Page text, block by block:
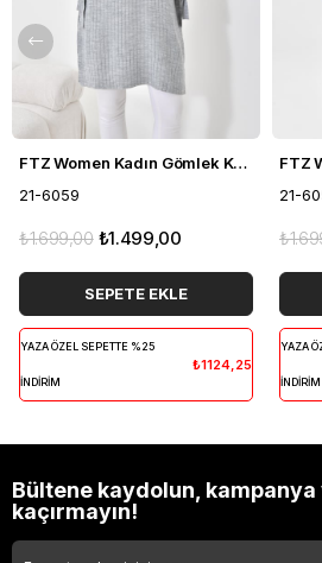
FTZ Women Kadın Gömlek Kol Tunik Açık Gri 21-6059
21-6059
₺1.499,00
₺1.699,00
SEPETE EKLE
YAZA ÖZEL SEPETTE %25
İNDİRİM
₺1124,25
21-
YAZA
İNDİRİM
Bültene kaydolun,
kaçırmayın!